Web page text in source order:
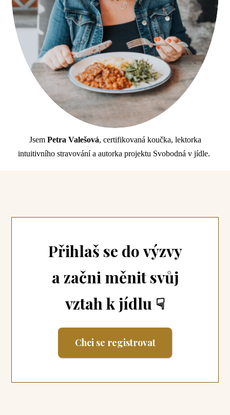
Jsem Petra Valešová, certifikovaná koučka, lektorka
intuitivního stravování a autorka projektu Svobodná v jídle.
Přihlaš se do výzvy
a začni měnit svůj
vztah k jídlu ☟
Chci se registrovat